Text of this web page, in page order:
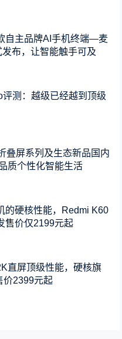
自主品牌AI手机终端—麦
布，让智能触手可及
评测：越级已经越到顶级
叠屏系列及生态新品国内
质个性化智能生活
的硬核性能，Redmi K60
售价仅2199元起
直屏顶级性能，硬核旗
价2399元起